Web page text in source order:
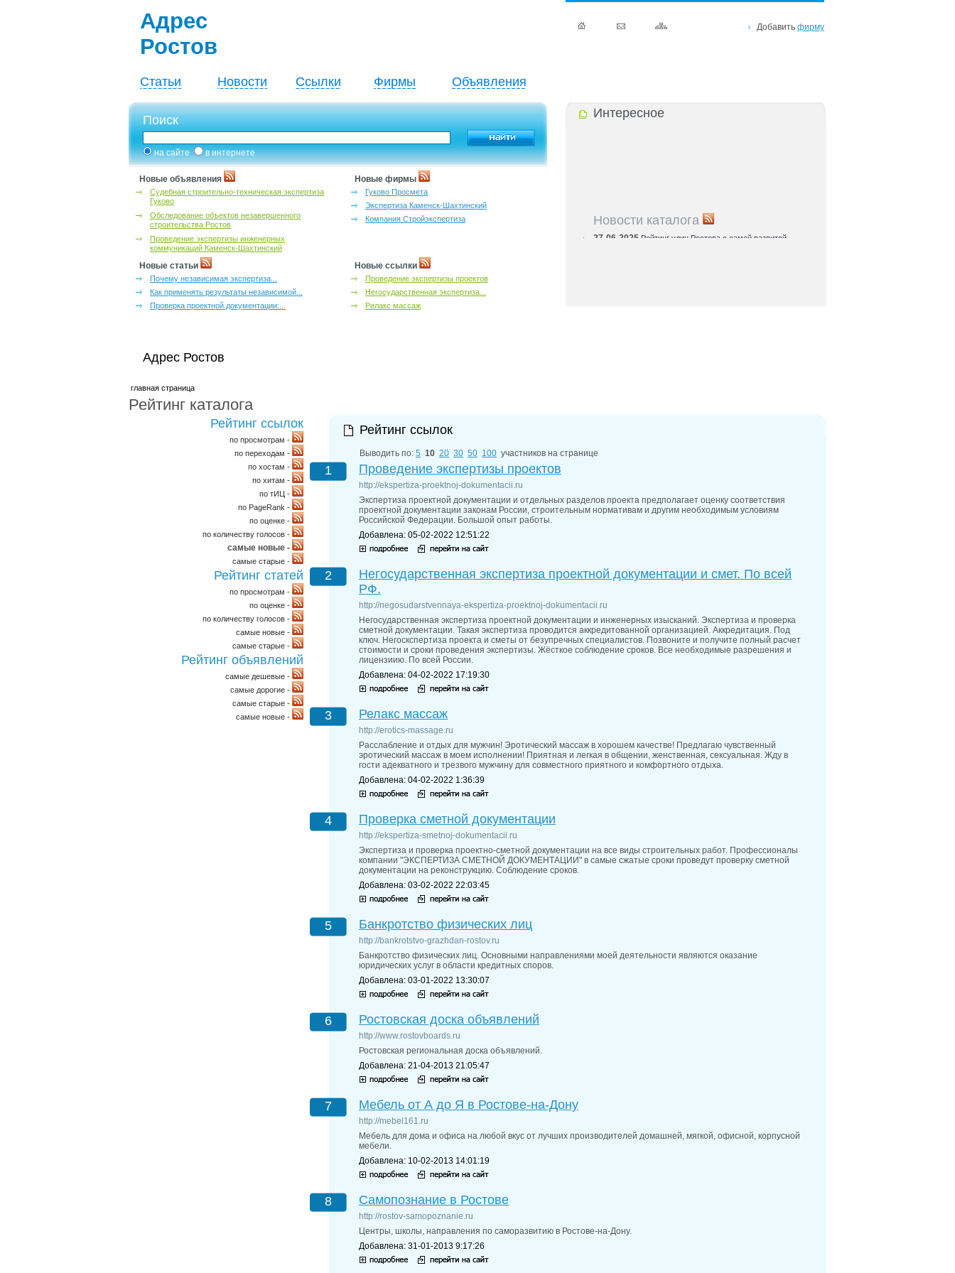
Адрес
Ростов
Статьи Новости Ссылки Фирмы Объявления
Добавить фирму
Поиск
на сайте в интернете
Новые объявления
Судебная строительно-техническая экспертиза
Гуково
Обследование объектов незавершенного
строительства Ростов
Проведение экспертизы инженерных
коммуникаций Каменск-Шахтинский
Новые фирмы
Гуково Просмета
Экспертиза Каменск-Шахтинский
Компания Стройэкспертиза
Новые статьи
Почему независимая экспертиза...
Как применять результаты независимой...
Проверка проектной документации:...
Новые ссылки
Проведение экспертизы проектов
Негосударственная экспертиза...
Релакс массаж
Интересное
Новости каталога
27-06-2025 Рейтинг улиц Ростова с самой развитой
выявлено 2280 нарушений в сфере ЖКХ
Адрес Ростов
главная страница
Рейтинг каталога
Рейтинг ссылок
по просмотрам -
по переходам -
по хостам -
по хитам -
по тИЦ -
по PageRank -
по оценке -
по количеству голосов -
самые новые -
самые старые -
Рейтинг статей
по просмотрам -
по оценке -
по количеству голосов -
самые новые -
самые старые -
Рейтинг объявлений
самые дешевые -
самые дорогие -
самые старые -
самые новые -
Рейтинг ссылок
Выводить по:5 10 20 30 50 100 участников на странице
1 Проведение экспертизы проектов
http://ekspertiza-proektnoj-dokumentacii.ru
Экспертиза проектной документации и отдельных разделов проекта предполагает оценку соответствия
проектной документации законам России, строительным нормативам и другим необходимым условиям
Российской Федерации. Большой опыт работы.
Добавлена: 05-02-2022 12:51:22
2
Негосударственная экспертиза проектной документации и смет. По всей
РФ.
http://negosudarstvennaya-ekspertiza-proektnoj-dokumentacii.ru
Негосударственная экспертиза проектной документации и инженерных изысканий. Экспертиза и проверка
сметной документации. Такая экспертиза проводится аккредитованной организацией. Аккредитация. Под
ключ. Негоскспертиза проекта и сметы от безупречных специалистов. Позвоните и получите полный расчет
стоимости и сроки проведения экспертизы. Жёсткое соблюдение сроков. Все необходимые разрешения и
лицензиию. По всей России.
Добавлена: 04-02-2022 17:19:30
3 Релакс массаж
http://erotics-massage.ru
Расслабление и отдых для мужчин! Эротический массаж в хорошем качестве! Предлагаю чувственный
эротический массаж в моем исполнении! Приятная и легкая в общении, женственная, сексуальная. Жду в
гости адекватного и трезвого мужчину для совместного приятного и комфортного отдыха.
Добавлена: 04-02-2022 1:36:39
4 Проверка сметной документации
http://ekspertiza-smetnoj-dokumentacii.ru
Экспертиза и проверка проектно-сметной документации на все виды строительных работ. Профессионалы
компании "ЭКСПЕРТИЗА СМЕТНОЙ ДОКУМЕНТАЦИИ" в самые сжатые сроки проведут проверку сметной
документации на реконструкцию. Соблюдение сроков.
Добавлена: 03-02-2022 22:03:45
5 Банкротство физических лиц
http://bankrotstvo-grazhdan-rostov.ru
Банкротство физических лиц. Основными направлениями моей деятельности являются оказание
юридических услуг в области кредитных споров.
Добавлена: 03-01-2022 13:30:07
6 Ростовская доска объявлений
http://www.rostovboards.ru
Ростовская региональная доска объявлений.
Добавлена: 21-04-2013 21:05:47
7 Мебель от А до Я в Ростове-на-Дону
http://mebel161.ru
Мебель для дома и офиса на любой вкус от лучших производителей домашней, мягкой, офисной, корпусной
мебели.
Добавлена: 10-02-2013 14:01:19
8 Самопознание в Ростове
http://rostov-samopoznanie.ru
Центры, школы, направления по саморазвитию в Ростове-на-Дону.
Добавлена: 31-01-2013 9:17:26